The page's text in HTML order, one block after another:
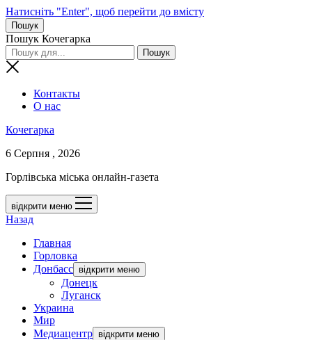
Натисніть "Enter", щоб перейти до вмісту
Пошук
Пошук Кочегарка
Контакты
О нас
Кочегарка
6 Серпня , 2026
Горлівська міська онлайн-газета
відкрити меню
Назад
Главная
Горловка
Донбасс відкрити меню
Донецк
Луганск
Украина
Мир
Медиацентр відкрити меню